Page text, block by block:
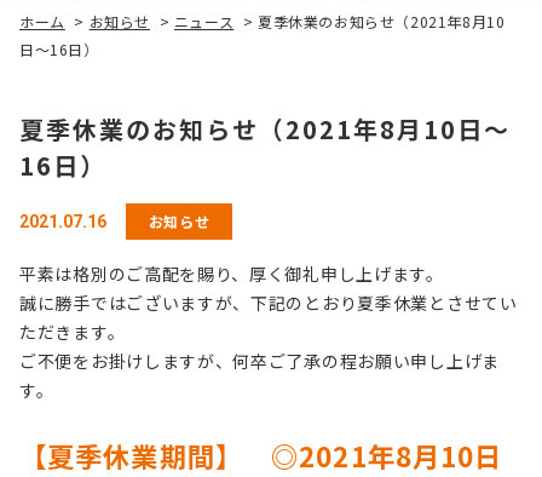
ホーム > お知らせ > ニュース >夏季休業のお知らせ（2021年8月10
日～16日）
夏季休業のお知らせ（2021年8月10日～
16日）
2021.07.16 お知らせ
平素は格別のご高配を賜り、厚く御礼申し上げます。
誠に勝手ではございますが、下記のとおり夏季休業とさせてい
ただきます。
ご不便をお掛けしますが、何卒ご了承の程お願い申し上げま
す。
【夏季休業期間】 ◎2021年8月10日